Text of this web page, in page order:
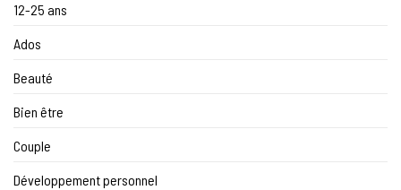
12-25 ans
Ados
Beauté
Bien être
Couple
Développement personnel